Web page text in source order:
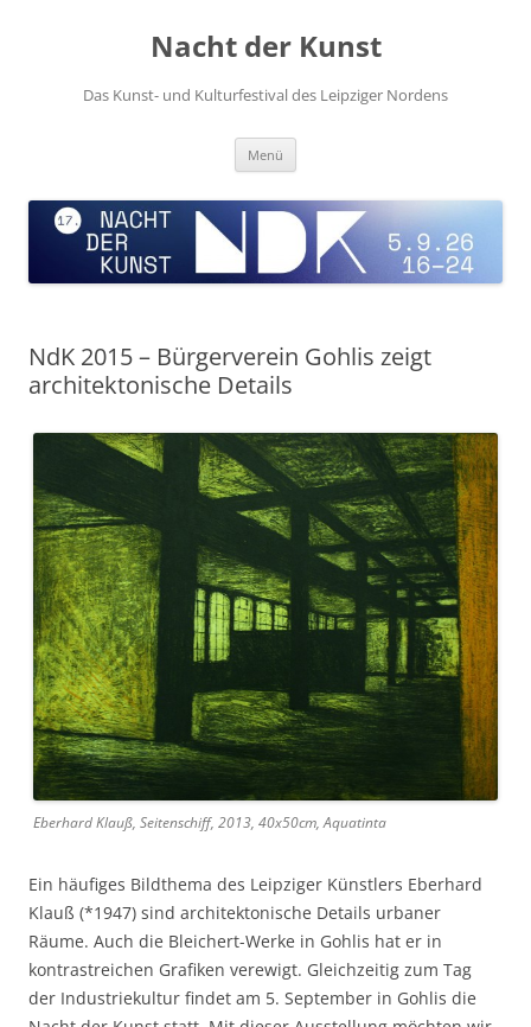
Nacht der Kunst
Das Kunst- und Kulturfestival des Leipziger Nordens
Menü
NdK 2015 – Bürgerverein Gohlis zeigt
architektonische Details
Eberhard Klauß, Seitenschiff, 2013, 40x50cm, Aquatinta
Ein häufiges Bildthema des Leipziger Künstlers Eberhard
Klauß (*1947) sind architektonische Details urbaner
Räume. Auch die Bleichert-Werke in Gohlis hat er in
kontrastreichen Grafiken verewigt. Gleichzeitig zum Tag
der Industriekultur findet am 5. September in Gohlis die